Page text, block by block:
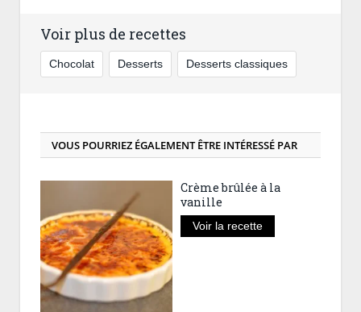
Voir plus de recettes
Chocolat Desserts Desserts classiques
VOUS POURRIEZ ÉGALEMENT ÊTRE INTÉRESSÉ PAR
Crème brûlée à la
vanille
Voir la recette